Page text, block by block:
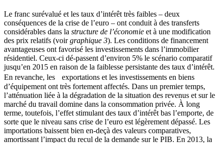
Le franc surévalué et les taux d’intérêt très faibles – deux
conséquences de la crise de l’euro – ont conduit à des transferts
considérables dans la structure de l’économie et à une modification
des prix relatifs (voirgraphique 3). Les conditions de financement
avan­tageuses ont favorisé les investissements dans l’immobilier
résidentiel. Ceux-ci dé-passent d’environ 5% le scénario comparatif
jusqu’en 2015 en raison de la faiblesse persistante des taux d’intérêt.
En revanche, les exportations et les investissements en biens
d’équipement ont très fortement affectés. Dans un premier temps,
l’atténuation liée à la dégradation de la situation des revenus et sur le
marché du travail domine dans la consommation privée. À long
terme, toutefois, l’effet stimulant des taux d’intérêt bas l’emporte, de
sorte que le niveau sans crise de l’euro est légèrement dépassé. Les
importations baissent bien en-deçà des valeurs comparatives,
amortissant l’impact du recul de la demande sur le PIB. En 2013, la